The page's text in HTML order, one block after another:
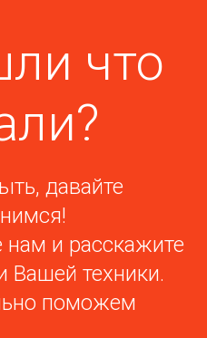
что
давайте
нам и расскажите
Вашей техники.
поможем